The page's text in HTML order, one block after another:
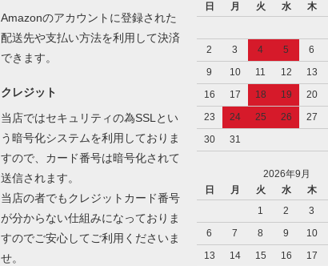
Amazonのアカウントに登録された
配送先や支払い方法を利用して決済
できます。
クレジット
当店ではセキュリティの為SSLとい
う暗号化システムを利用しておりま
すので、カード番号は暗号化されて
送信されます。
当店の者でもクレジットカード番号
が分からない仕組みになっておりま
すのでご安心してご利用くださいま
せ。
日
月 火 水 木
2
3 4 5 6
9
10 11 12 13
16
17 18 19 20
23
24 25 26 27
30
31
2026年9月
日
月 火 水 木
1
2 3
6
7 8 9 10
13
14 15 16 17